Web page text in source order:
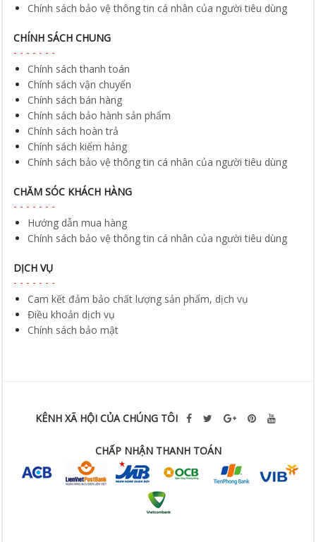
Chính sách bảo vệ thông tin cá nhân của người tiêu dùng
CHÍNH SÁCH CHUNG
Chính sách thanh toán
Chính sách vận chuyển
Chính sách bán hàng
Chính sách bảo hành sản phẩm
Chính sách hoàn trả
Chính sách kiểm hảng
Chính sách bảo vệ thông tin cá nhân của người tiêu dùng
CHĂM SÓC KHÁCH HÀNG
Hướng dẫn mua hàng
Chính sách bảo vệ thông tin cá nhân của người tiêu dùng
DỊCH VỤ
Cam kết đảm bảo chất lượng sản phẩm, dịch vụ
Điều khoản dịch vụ
Chính sách bảo mật
KÊNH XÃ HỘI CỦA CHÚNG TÔI
CHẤP NHẬN THANH TOÁN